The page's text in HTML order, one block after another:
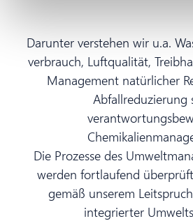
Darunter verstehen wir u.a.
verbrauch, Luftqualität,
Management natürlicher
Abfallreduzierung
Die Prozesse des
werden fortlaufend
gemäß unserem
integrierter